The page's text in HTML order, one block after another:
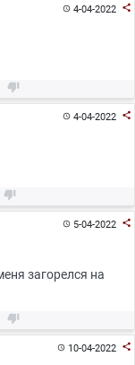
4-04-2022 

4-04-2022 

5-04-2022 
загорелся на

10-04-2022 